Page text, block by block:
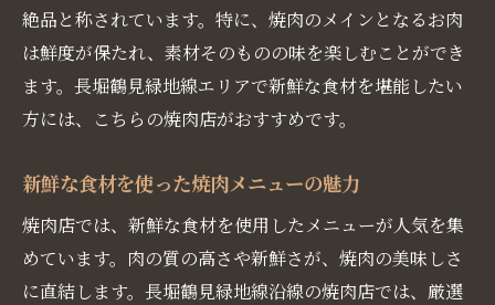
絶品と称されています。特に、焼肉のメインとなるお肉
は鮮度が保たれ、素材そのものの味を楽しむことができ
ます。長堀鶴見緑地線エリアで新鮮な食材を堪能したい
方には、こちらの焼肉店がおすすめです。
新鮮な食材を使った焼肉メニューの魅力
焼肉店では、新鮮な食材を使用したメニューが人気を集
めています。肉の質の高さや新鮮さが、焼肉の美味しさ
に直結します。長堀鶴見緑地線沿線の焼肉店では、厳選